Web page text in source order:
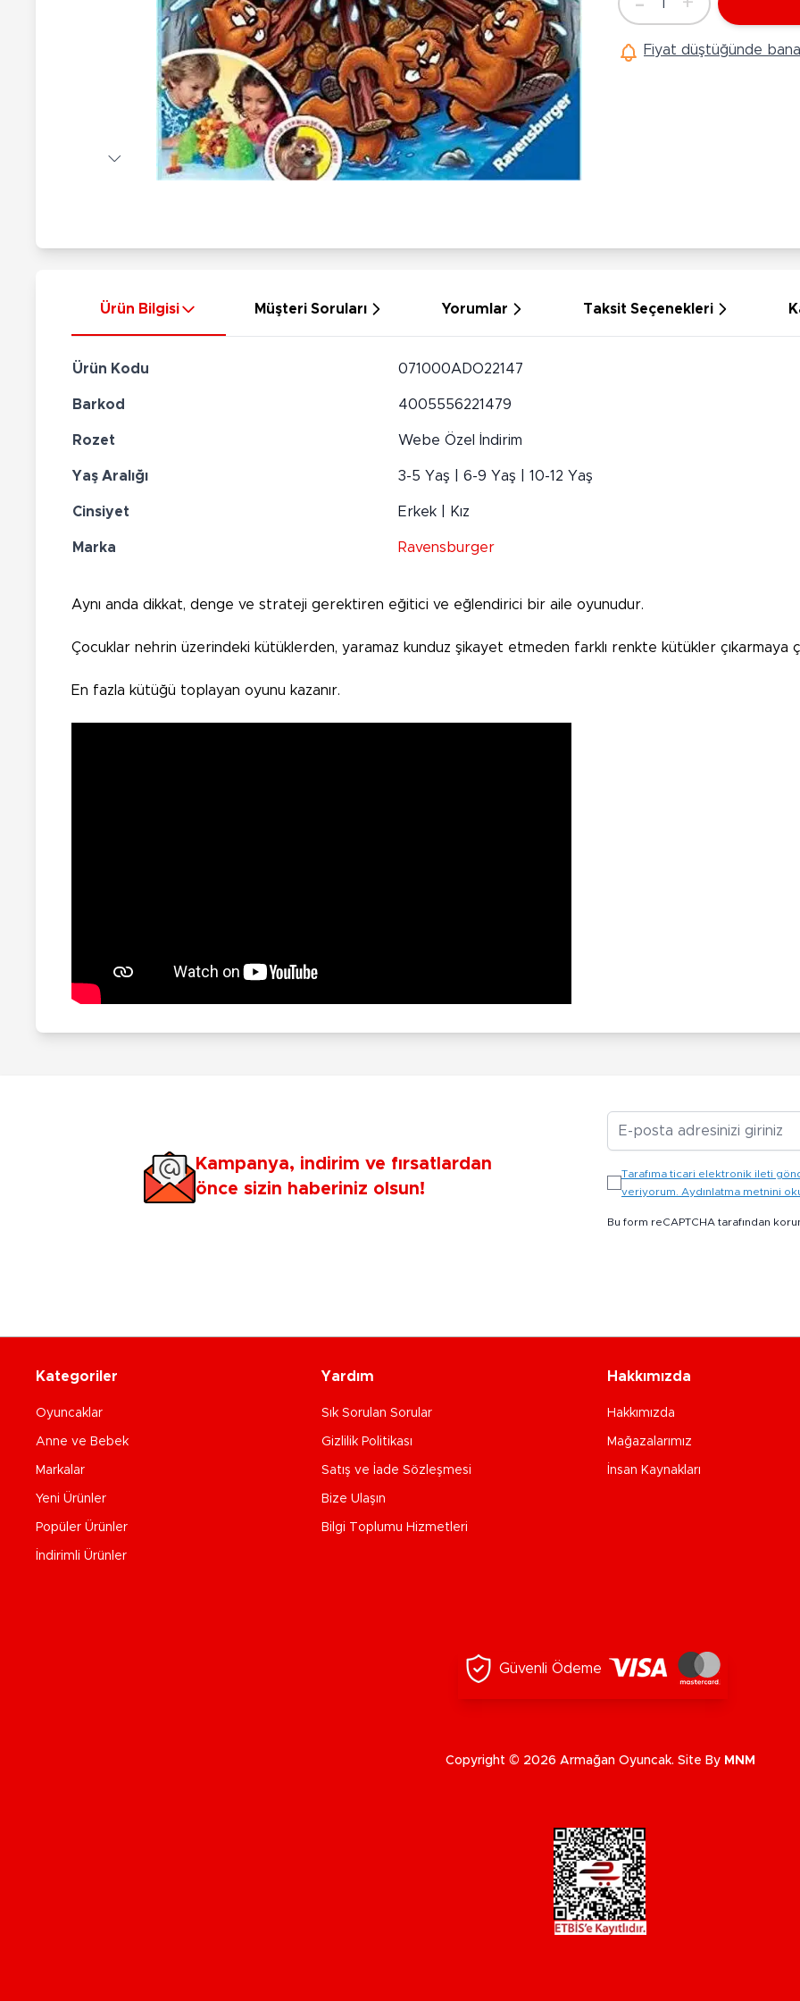
Elektronik Ürünler
Çeşitli Elektronik Ürünler
Nerf
Silahlar
Silah Setleri
Kılıç Setleri
Ok Setleri
Hobi Oyuncakları
Maketler
Sihirbazlık Setleri
Puzzlelar
Çeşitli Eğlence Oyuncakları
El İşi Setleri
Slime
Bebek Araç Gereçleri
Adet
1
Fiyat düştüğünde
Ürün Bilgisi Müşteri Soruları Yorumlar Taksit Seçenekleri
Ürün Kodu 071000ADO22147
Barkod 4005556221479
Rozet Webe Özel İndirim
Yaş Aralığı 3-5 Yaş | 6-9 Yaş | 10-12 Yaş
Cinsiyet Erkek | Kız
Marka Ravensburger
Aynı anda dikkat, denge ve strateji gerektiren eğitici ve eğlendirici bir aile oyunudur.
Çocuklar nehrin üzerindeki kütüklerden, yaramaz kunduz şikayet etmeden farklı renkte kütükler çıkarmaya
En fazla kütüğü toplayan oyunu kazanır.
Kampanya, indirim ve fırsatlardan
önce sizin haberiniz olsun!
E-posta Adresiniz
Tarafıma ticari elektronik ileti
veriyorum. Aydınlatma metnini
Bu form reCAPTCHA tarafından
Kategoriler
Oyuncaklar
Anne ve Bebek
Markalar
Yeni Ürünler
Popüler Ürünler
İndirimli Ürünler
Yardım
Sık Sorulan Sorular
Gizlilik Politikası
Satış ve İade Sözleşmesi
Bize Ulaşın
Bilgi Toplumu Hizmetleri
Hakkımızda
Hakkımızda
Mağazalarımız
İnsan Kaynakları
Güvenli Ödeme
Copyright © 2026 Armağan Oyuncak. Site By MNM